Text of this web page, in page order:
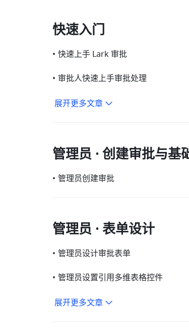
快速入门
• 快速上手 Lark 审批
• 审批人快速上手审批处理
展开更多文章
管理员 · 创建审批与基
• 管理员创建审批
管理员 · 表单设计
• 管理员设计审批表单
• 管理员设置引用多维表格控件
展开更多文章